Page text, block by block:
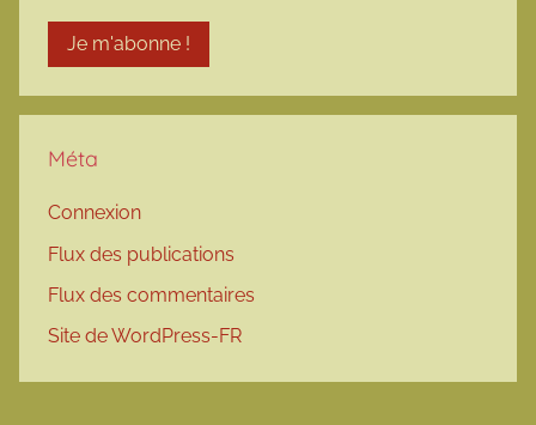
Méta
Connexion
Flux des publications
Flux des commentaires
Site de WordPress-FR